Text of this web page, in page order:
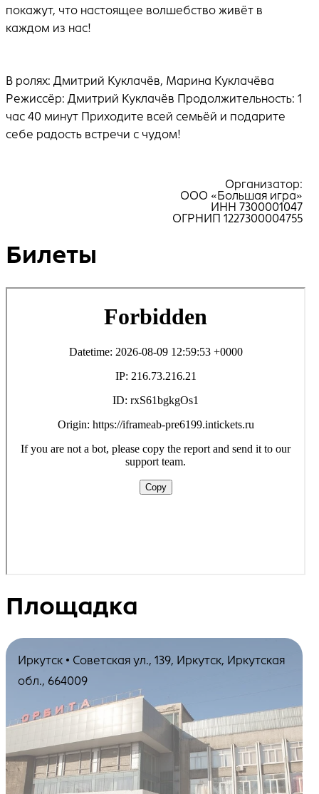
покажут, что настоящее волшебство живёт в
каждом из нас!
В ролях: Дмитрий Куклачёв, Марина Куклачёва
Режиссёр: Дмитрий Куклачёв Продолжительность: 1
час 40 минут Приходите всей семьёй и подарите
себе радость встречи с чудом!
Организатор:
ООО «Большая игра»
ИНН 7300001047
ОГРНИП 1227300004755
Билеты
Площадка
Иркутск • Советская ул., 139, Иркутск, Иркутская
обл., 664009